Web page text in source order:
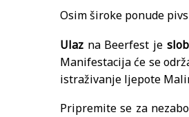
Osim široke ponude
Ulaz na Beerfest je
Manifestacija će se
istraživanje ljepote
Pripremite se za